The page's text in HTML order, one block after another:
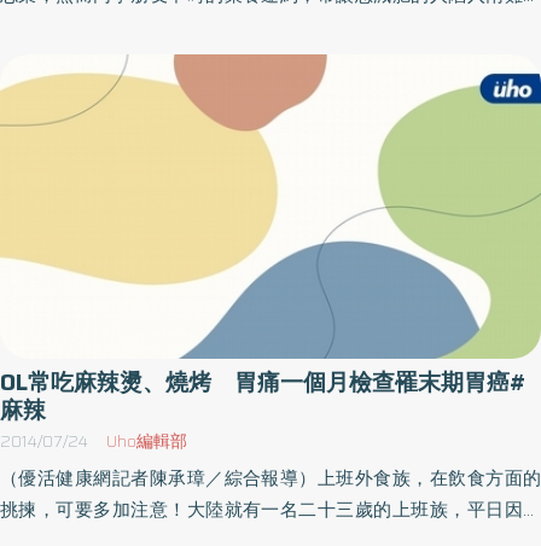
何調整生活及飲食，反而讓生活品質變差。醫師指出，控制體重必
須仰賴飲食、運動以及生活習慣等多方搭配，不是一味要求忌口。
台灣肥胖高居亞洲第一 慢性疾病易上身臺北醫學大學附設醫院體
重管理中心王偉醫師表示，台灣的疾病分佈逐漸和已開發國家類
似，病態性肥胖（BMI＞40）及重度肥胖（BMI＞35）的人口也和
美國一樣逐漸增多，根據國健署分析，台灣肥胖人口高居亞洲第
一，肥胖衍生的疾病如代謝症候群、心血管疾病、慢性腎臟病等，
都是不容忽視的健康警訊。王偉醫師指出，控制體重必須仰賴飲
食、運動以及生活習慣等多方搭配，不是一味要求忌口。另外，營
養師也建議餐廳可以設計輕盈餐，納入餐廳的菜單，讓民眾吃美食
不用怕胖，成為適合減重族用餐的減重友善餐廳。聰明挑食材 減
重也能吃麻辣鍋據觀察，許多減重者飲食方面嚴謹忌口，包括肉
類、澱粉幾乎都不入口，尤其是火鍋類更被視為大忌；以麻辣鍋為
例，由於外食麻辣鍋通常都是吃到飽的形式，一餐吃下來熱量往往
破千。北醫體重管理中心李佩芬營養師指出，將食材組搭配成輕盈
OL常吃麻辣燙、燒烤 胃痛一個月檢查罹末期胃癌#
麻辣
2014/07/24 Uho編輯部
（優活健康網記者陳承璋／綜合報導）上班外食族，在飲食方面的
挑揀，可要多加注意！大陸就有一名二十三歲的上班族，平日因工